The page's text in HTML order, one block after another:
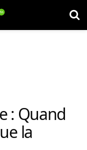
: Quand
la